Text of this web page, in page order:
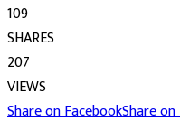
109
SHARES
207
VIEWS
Share on FacebookShare